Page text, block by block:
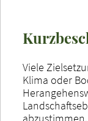
Viele
Klima oder